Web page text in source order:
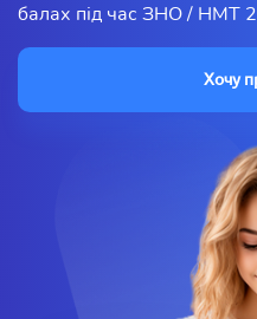
балах під час ЗНО / НМТ
Хочу